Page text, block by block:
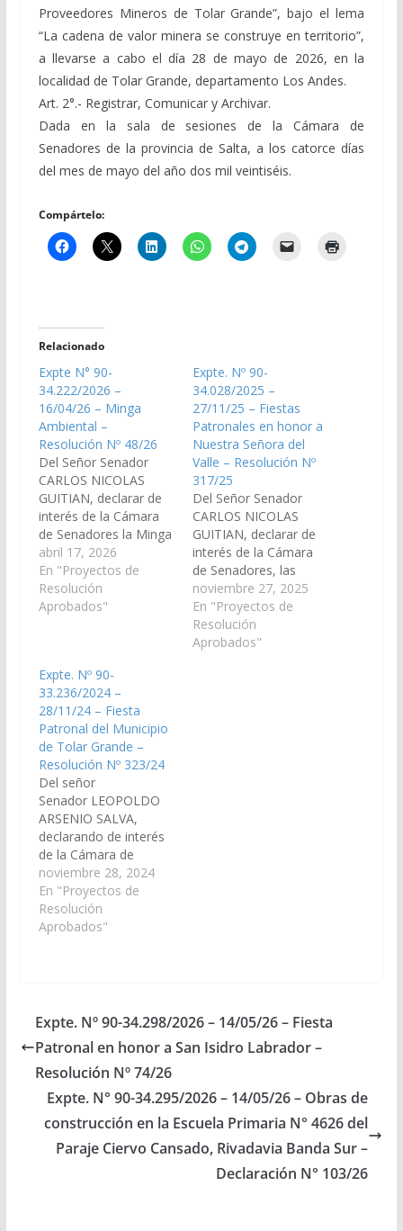
Proveedores Mineros de Tolar Grande”, bajo el lema
“La cadena de valor minera se construye en territorio”,
a llevarse a cabo el día 28 de mayo de 2026, en la
localidad de Tolar Grande, departamento Los Andes.
Art. 2°.- Registrar, Comunicar y Archivar.
Dada en la sala de sesiones de la Cámara de
Senadores de la provincia de Salta, a los catorce días
del mes de mayo del año dos mil veintiséis.
Compártelo:
Relacionado
Expte N° 90-
34.222/2026 –
16/04/26 – Minga
Ambiental –
Resolución Nº 48/26
Del Señor Senador
CARLOS NICOLAS
GUITIAN, declarar de
interés de la Cámara
de Senadores la Minga
Ambiental que se
realiza los días 21 y 22
de abril del corriente
año en Tolar Grande
a promover la limpieza
del entorno y la
concientización
ambiental. (Expte…
abril 17, 2026
En "Proyectos de
Resolución
Aprobados"
Expte. Nº 90-
34.028/2025 –
27/11/25 – Fiestas
Patronales en honor a
Nuestra Señora del
Valle – Resolución Nº
317/25
Del Señor Senador
CARLOS NICOLAS
GUITIAN, declarar de
interés de la Cámara
de Senadores, las
actividades a realizarse
en el marco de las
fiestas patronales en
honor a Nuestra
noviembre 27, 2025
En "Proyectos de
Resolución
Aprobados"
Expte. Nº 90-
33.236/2024 –
28/11/24 – Fiesta
Patronal del Municipio
de Tolar Grande –
Resolución Nº 323/24
Del señor
Senador LEOPOLDO
ARSENIO SALVA,
declarando de interés
de la Cámara de
Senadores la fiesta
patronal del municipio
de Tolar Grande en
honor a la Virgen del
departamento Los
Andes. (Expte. Nº 90-
33.236/2024, a la
Comisión…
noviembre 28, 2024
En "Proyectos de
Resolución
Aprobados"
Expte. Nº 90-34.298/2026 – 14/05/26 – Fiesta
Patronal en honor a San Isidro Labrador –
Resolución Nº 74/26
Expte. N° 90-34.295/2026 – 14/05/26 – Obras de
construcción en la Escuela Primaria N° 4626 del
Paraje Ciervo Cansado, Rivadavia Banda Sur –
Declaración N° 103/26